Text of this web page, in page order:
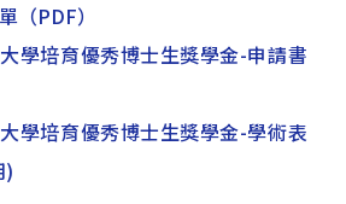
（PDF）
學培育優秀博士生獎學金-申請書
學培育優秀博士生獎學金-學術表
)